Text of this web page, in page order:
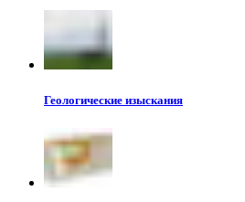
Геологические изыскания